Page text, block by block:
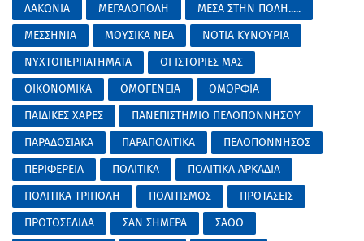
ΛΑΚΩΝΙΑ
ΜΕΓΑΛΟΠΟΛΗ
ΜΕΣΑ ΣΤΗΝ ΠΟΛΗ.....
ΜΕΣΣΗΝΙΑ
ΜΟΥΣΙΚΑ ΝΕΑ
ΝΟΤΙΑ ΚΥΝΟΥΡΙΑ
ΝΥΧΤΟΠΕΡΠΑΤΗΜΑΤΑ
ΟΙ ΙΣΤΟΡΙΕΣ ΜΑΣ
ΟΙΚΟΝΟΜΙΚΑ
ΟΜΟΓΕΝΕΙΑ
ΟΜΟΡΦΙΑ
ΠΑΙΔΙΚΕΣ ΧΑΡΕΣ
ΠΑΝΕΠΙΣΤΗΜΙΟ ΠΕΛΟΠΟΝΝΗΣΟΥ
ΠΑΡΑΔΟΣΙΑΚΑ
ΠΑΡΑΠΟΛΙΤΙΚΑ
ΠΕΛΟΠΟΝΝΗΣΟΣ
ΠΕΡΙΦΕΡΕΙΑ
ΠΟΛΙΤΙΚΑ
ΠΟΛΙΤΙΚΑ ΑΡΚΑΔΙΑ
ΠΟΛΙΤΙΚΑ ΤΡΙΠΟΛΗ
ΠΟΛΙΤΙΣΜΟΣ
ΠΡΟΤΑΣΕΙΣ
ΠΡΩΤΟΣΕΛΙΔΑ
ΣΑΝ ΣΗΜΕΡΑ
ΣΑΟΟ